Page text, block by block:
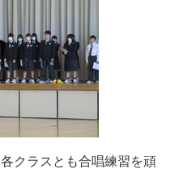
クラスとも合唱練習を頑